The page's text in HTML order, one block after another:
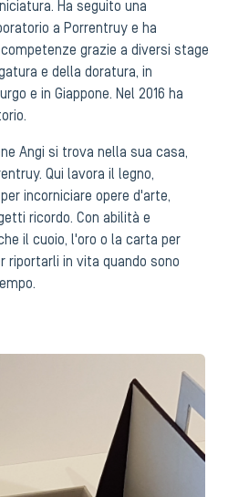
Ha seguito una
a Porrentruy e ha
grazie a diversi stage
e della doratura, in
e in Giappone. Nel 2016 ha
Angi si trova nella sua casa,
Qui lavora il legno,
incorniciare opere d'arte,
ricordo. Con abilità e
il cuoio, l'oro o la carta per
riportarli in vita quando sono